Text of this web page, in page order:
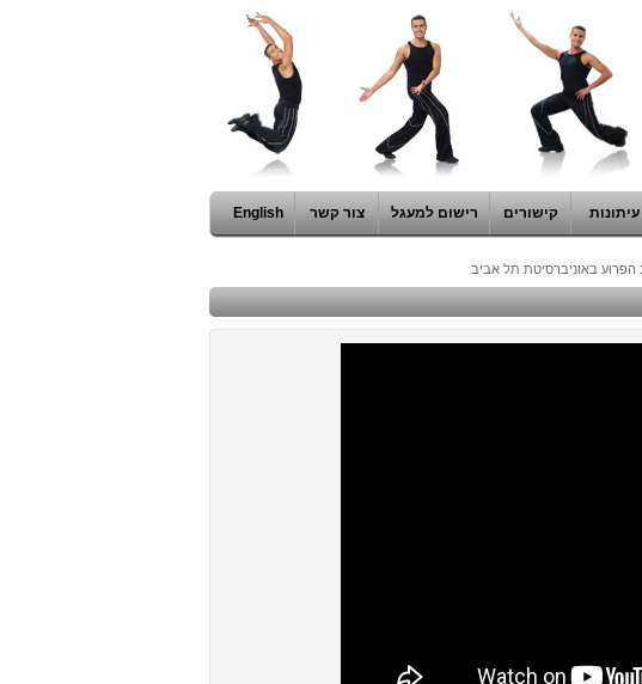
עיתונות קישורים רישום למעגל צור קשר English